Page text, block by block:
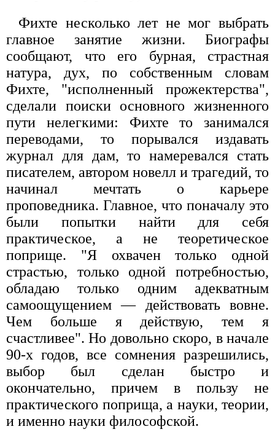
Фихте несколько лет не мог выбрать
главное занятие жизни. Биографы
сообщают, что его бурная, страстная
натура, дух, по собственным словам
Фихте, "исполненный прожектерства",
сделали поиски основного жизненного
пути нелегкими: Фихте то занимался
переводами, то порывался издавать
журнал для дам, то намеревался стать
писателем, автором новелл и трагедий, то
начинал мечтать о карьере
проповедника. Главное, что поначалу это
были попытки найти для себя
практическое, а не теоретическое
поприще. "Я охвачен только одной
страстью, только одной потребностью,
обладаю только одним адекватным
самоощущением — действовать вовне.
Чем больше я действую, тем я
счастливее". Но довольно скоро, в начале
90-х годов, все сомнения разрешились,
выбор был сделан быстро и
окончательно, причем в пользу не
практического поприща, а науки, теории,
и именно науки философской.